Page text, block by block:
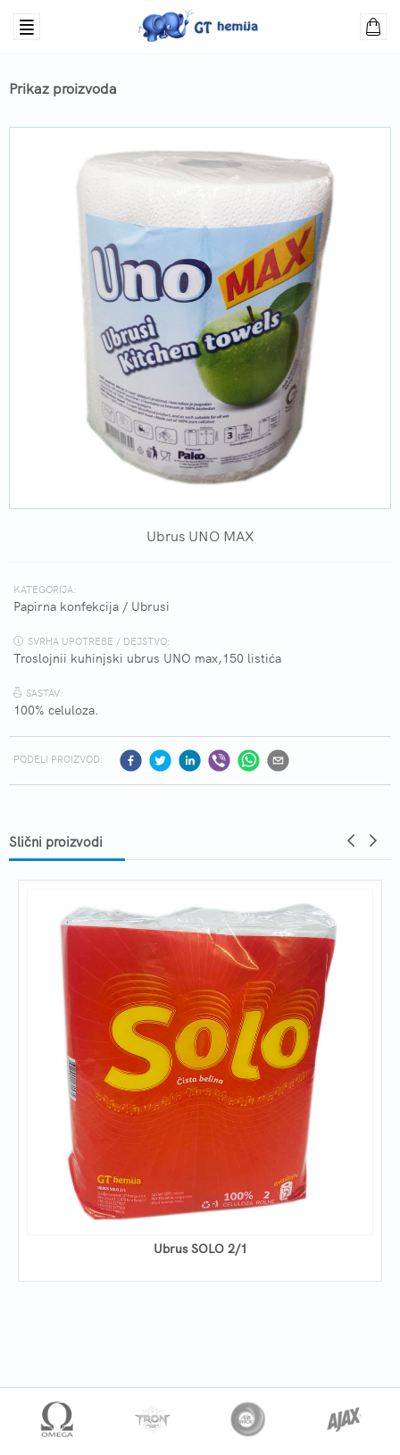
Prikaz proizvoda
Ubrus UNO MAX
KATEGORIJA:
Papirna konfekcija / Ubrusi
SVRHA UPOTREBE / DEJSTVO:
Troslojnii kuhinjski ubrus UNO max,150 listića
SASTAV:
100% celuloza.
PODELI PROIZVOD:
Slični proizvodi
Ubrus SOLO 2/1